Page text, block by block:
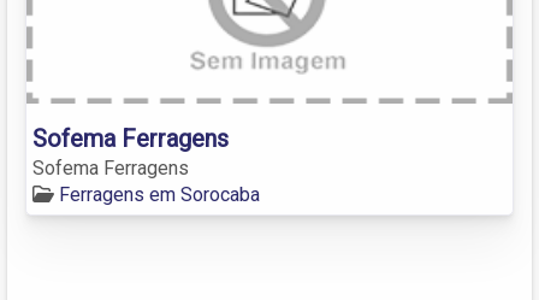
Sofema Ferragens
Sofema Ferragens
Ferragens em Sorocaba